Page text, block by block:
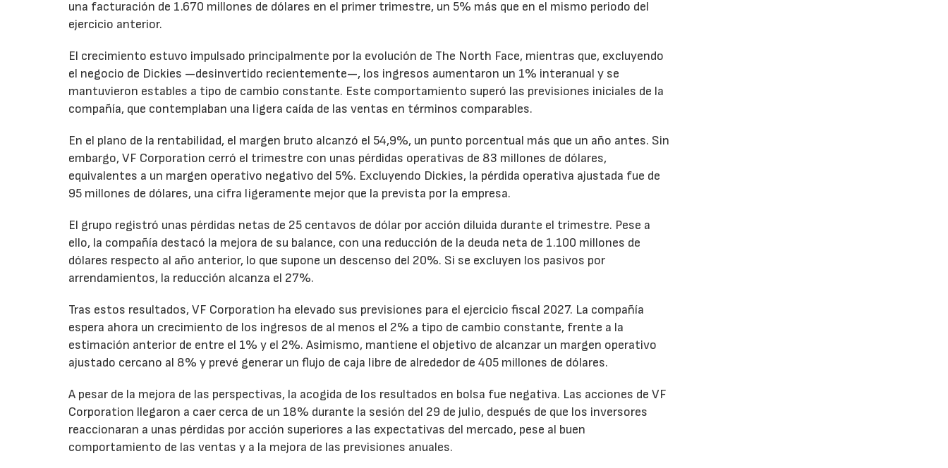
una facturación de 1.670 millones de dólares en el primer trimestre, un 5% más que en el mismo periodo del
ejercicio anterior.
El crecimiento estuvo impulsado principalmente por la evolución de The North Face, mientras que, excluyendo
el negocio de Dickies —desinvertido recientemente—, los ingresos aumentaron un 1% interanual y se
mantuvieron estables a tipo de cambio constante. Este comportamiento superó las previsiones iniciales de la
compañía, que contemplaban una ligera caída de las ventas en términos comparables.
En el plano de la rentabilidad, el margen bruto alcanzó el 54,9%, un punto porcentual más que un año antes. Sin
embargo, VF Corporation cerró el trimestre con unas pérdidas operativas de 83 millones de dólares,
equivalentes a un margen operativo negativo del 5%. Excluyendo Dickies, la pérdida operativa ajustada fue de
95 millones de dólares, una cifra ligeramente mejor que la prevista por la empresa.
El grupo registró unas pérdidas netas de 25 centavos de dólar por acción diluida durante el trimestre. Pese a
ello, la compañía destacó la mejora de su balance, con una reducción de la deuda neta de 1.100 millones de
dólares respecto al año anterior, lo que supone un descenso del 20%. Si se excluyen los pasivos por
arrendamientos, la reducción alcanza el 27%.
Tras estos resultados, VF Corporation ha elevado sus previsiones para el ejercicio fiscal 2027. La compañía
espera ahora un crecimiento de los ingresos de al menos el 2% a tipo de cambio constante, frente a la
estimación anterior de entre el 1% y el 2%. Asimismo, mantiene el objetivo de alcanzar un margen operativo
ajustado cercano al 8% y prevé generar un flujo de caja libre de alrededor de 405 millones de dólares.
A pesar de la mejora de las perspectivas, la acogida de los resultados en bolsa fue negativa. Las acciones de VF
Corporation llegaron a caer cerca de un 18% durante la sesión del 29 de julio, después de que los inversores
reaccionaran a unas pérdidas por acción superiores a las expectativas del mercado, pese al buen
comportamiento de las ventas y a la mejora de las previsiones anuales.